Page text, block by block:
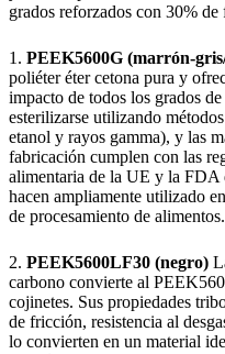
grados reforzados con 30%
1. PEEK5600G (marrón-
poliéter éter cetona pura y
impacto de todos los grados
esterilizarse utilizando
etanol y rayos gamma), y las
fabricación cumplen con las
alimentaria de la UE y la FDA
hacen ampliamente utilizado
de procesamiento de alimentos.
2. PEEK5600LF30 (negro)
carbono convierte al
cojinetes. Sus propiedades
de fricción, resistencia al
lo convierten en un material